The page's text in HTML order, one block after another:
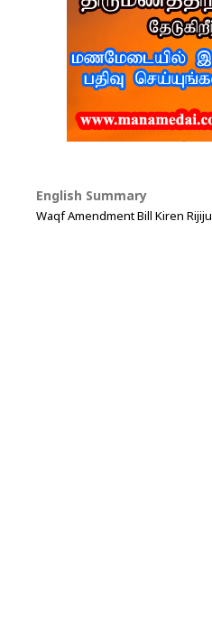
English Summary
Waqf Amendment Bill Kiren Rijiju